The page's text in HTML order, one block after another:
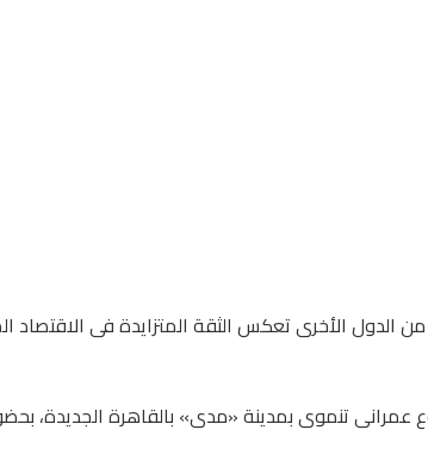
الدول الأخرى تعكس الثقة المتزايدة فى
تنموى بمدينة «مدى» بالقاهرة الجديدة،